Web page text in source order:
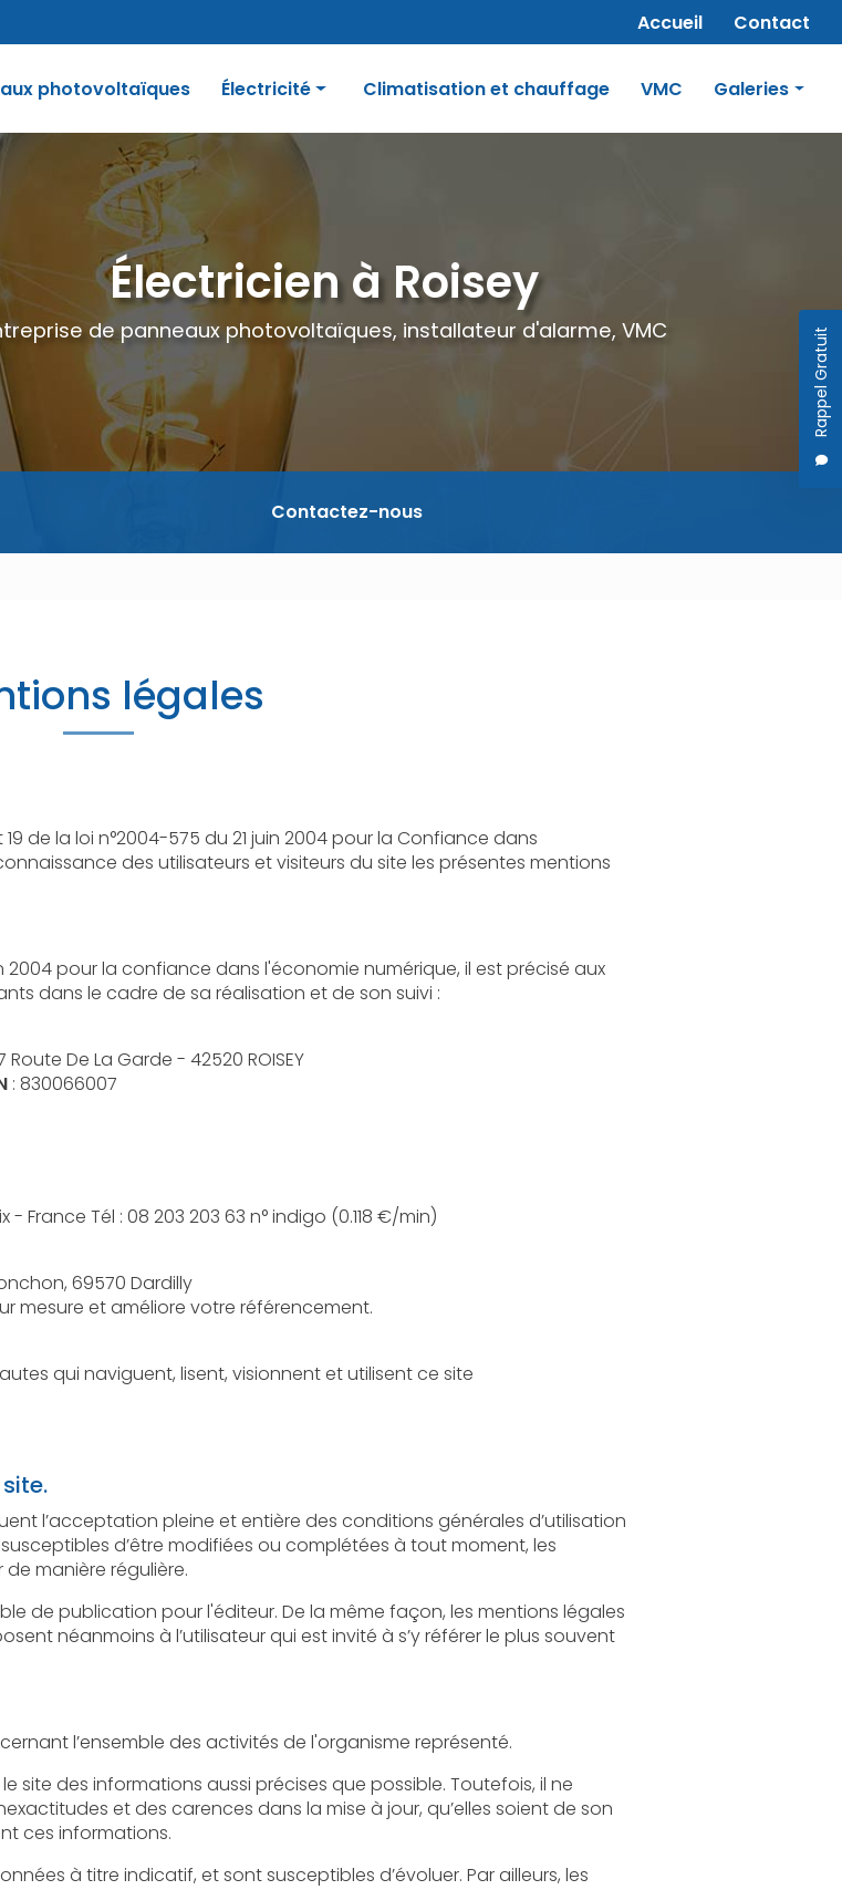
Navigation secondaire
Accueil Contact
Rappel Gratuit
photovoltaïques Électricité
Electricité générale
Climatisation et chauffage VMC Galeries
Électricien à Roisey
de panneaux photovoltaïques, installateur d'alarme, VMC
Contactez-nous
légales
575 du 21 juin 2004 pour la Confiance dans
utilisateurs et visiteurs du site les présentes mentions
dans l'économie numérique, il est précisé aux
utilisateurs du site l'identité des différents intervenants dans le cadre de sa réalisation et de son suivi :
Route De La Garde - 42520 ROISEY
: 830066007
: OVH 140 Quai du Sartel - 59100 Roubaix - France Tél : 08 203 203 63 n° indigo (0.118 €/min)
69570 Dardilly
mesure et améliore votre référencement.
Sont considérés comme utilisateurs tous les internautes qui naviguent, lisent, visionnent et utilisent ce site
et entière des conditions générales d’utilisation
à tout moment, les
utilisateurs du site sont donc invités à les consulter de manière régulière.
pour l'éditeur. De la même façon, les mentions légales
qui est invité à s’y référer le plus souvent
Le site a pour objet de fournir une information concernant l’ensemble des activités de l'organisme représenté.
aussi précises que possible. Toutefois, il ne
dans la mise à jour, qu’elles soient de son
ces informations.
et sont susceptibles d’évoluer. Par ailleurs, les